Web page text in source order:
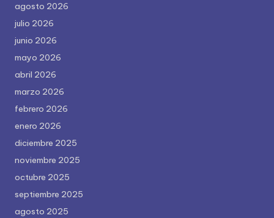
agosto 2026
julio 2026
junio 2026
mayo 2026
abril 2026
marzo 2026
febrero 2026
enero 2026
diciembre 2025
noviembre 2025
octubre 2025
septiembre 2025
agosto 2025